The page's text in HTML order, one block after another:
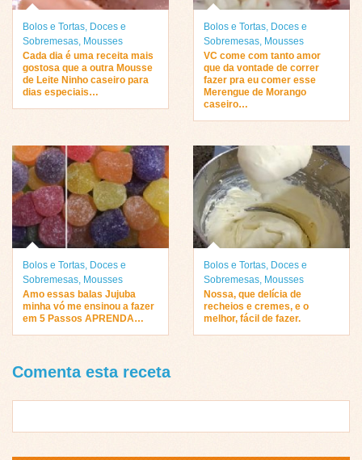
Bolos e Tortas, Doces e
Sobremesas, Mousses
Cada dia é uma receita mais
gostosa que a outra Mousse
de Leite Ninho caseiro para
dias especiais…
Bolos e Tortas, Doces e
Sobremesas, Mousses
VC come com tanto amor
que da vontade de correr
fazer pra eu comer esse
Merengue de Morango
caseiro…
Bolos e Tortas, Doces e
Sobremesas, Mousses
Amo essas balas Jujuba
minha vó me ensinou a fazer
em 5 Passos APRENDA…
Bolos e Tortas, Doces e
Sobremesas, Mousses
Nossa, que delícia de
recheios e cremes, e o
melhor, fácil de fazer.
Comenta esta receta